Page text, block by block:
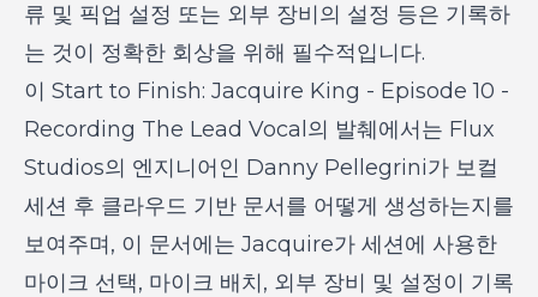
류 및 픽업 설정 또는 외부 장비의 설정 등은 기록하
는 것이 정확한 회상을 위해 필수적입니다.
이 Start to Finish: Jacquire King - Episode 10 -
Recording The Lead Vocal 의 발췌에서는 Flux
Studios의 엔지니어인 Danny Pellegrini가 보컬
세션 후 클라우드 기반 문서를 어떻게 생성하는지를
보여주며, 이 문서에는 Jacquire가 세션에 사용한
마이크 선택, 마이크 배치, 외부 장비 및 설정이 기록